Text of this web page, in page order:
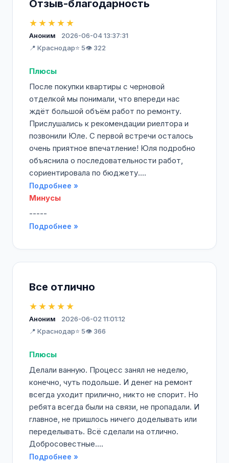
Отзыв-благодарность
★★★★★
Аноним
2026-06-04 13:37:31
📍 Краснодар⭐ 5👁️ 322
Плюсы
После покупки квартиры с черновой
отделкой мы понимали, что впереди нас
ждёт большой объём работ по ремонту.
Прислушались к рекомендации риелтора и
позвонили Юле. С первой встречи осталось
очень приятное впечатление! Юля подробно
объяснила о последовательности работ,
сориентировала по бюджету....
Подробнее »
Минусы
-----
Подробнее »
Все отлично
★★★★★
Аноним
2026-06-02 11:01:12
📍 Краснодар⭐ 5👁️ 366
Плюсы
Делали ванную. Процесс занял не неделю,
конечно, чуть подольше. И денег на ремонт
всегда уходит прилично, никто не спорит. Но
ребята всегда были на связи, не пропадали. И
главное, не пришлось ничего доделывать или
переделывать. Всё сделали на отлично.
Добросовестные....
Подробнее »